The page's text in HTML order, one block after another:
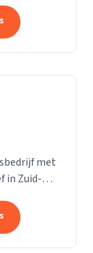
met
in Zuid-